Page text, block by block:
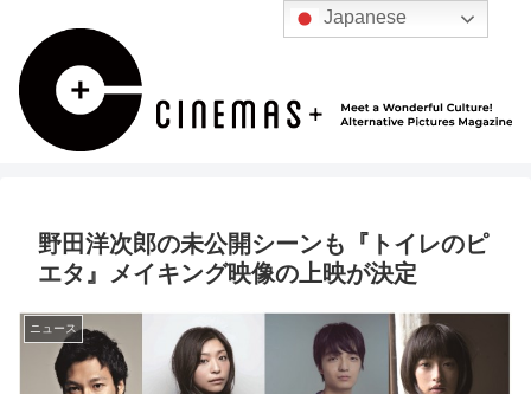
野田洋次郎の未公開シーンも『トイレのピ
エタ』メイキング映像の上映が決定
ニュース
Japanese